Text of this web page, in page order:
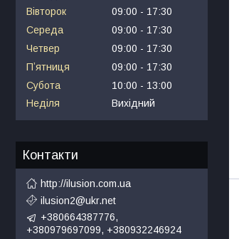
Вівторок
09:00
17:30
Середа
09:00
17:30
Четвер
09:00
17:30
Пʼятниця
09:00
17:30
Субота
10:00
13:00
Неділя
Вихідний
Контакти
http://ilusion.com.ua
ilusion2@ukr.net
+380664387776,
+380979697099, +380932246924